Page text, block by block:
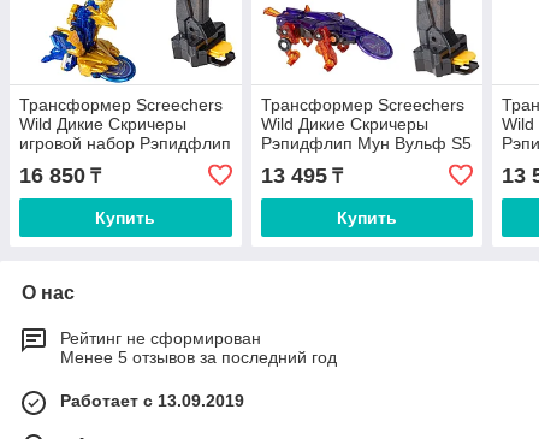
Трансформер Screechers
Wild Дикие Скричеры
игровой набор Рэпидфлип
Сан Хэллхаунд S5 62648,
высота 7 см
16 850 ₸
Купить
Трансформер Screechers
Wild Дикие Скричеры
Рэпидфлип Мун Вульф S5
62647, высота 6 см
13 495₸
Купить
Wild
13
О нас
Рейтинг не сформирован
Менее 5 отзывов за последний год
Работает с 13.09.2019